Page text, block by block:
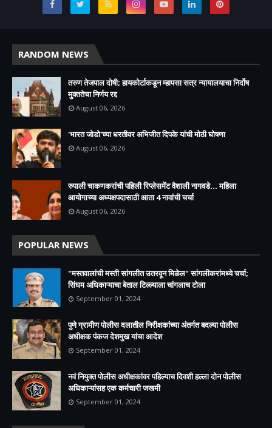
RANDOM NEWS
तरुण तेजपाल दोषी; हायकोर्टाकडून म्हापसा सत्र न्यायालयाचा निर्दोष
मुक्ततेचा निर्णय रद्द
August 06, 2026
'भारत जोडो'च्या धरतीवर अभिजीत दिपके यांची मोठी घोषणा
August 06, 2026
रुपाली चाकणकरांची पहिली रिप्लेसमेंट वैशाली नागवडे... महिला
आयोगाच्या अध्यक्षपदासाठी आता 4 नावांची चर्चा
August 06, 2026
POPULAR NEWS
"मस्तवालांची मस्ती सांगलीत उतरवून मिळेल" सांगलीकरांमध्ये चर्चा;
सिंघम अधिकाऱ्याचा बेताल टिल्ल्याला चांगलाच टोला
September 01, 2024
पुणे ग्रामीण पोलीस दलातील निरीक्षकांच्या अंतर्गत बदल्या पोलीस
अधीक्षक पंकज देशमुख यांचा आदेश
September 01, 2024
नवं नियुक्त पोलीस अधीक्षकांवर पहिल्याच दिवशी हल्ला दोन पोलीस
अधिकाऱ्यांसह एक कर्मचारी जखमी
September 01, 2024